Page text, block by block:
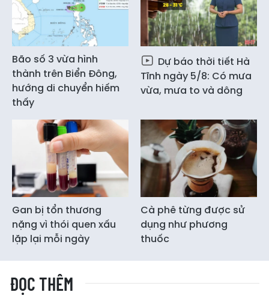
Bão số 3 vừa hình
thành trên Biển Đông,
hướng di chuyển hiếm
thấy
Dự báo thời tiết Hà
Tĩnh ngày 5/8: Có mưa
vừa, mưa to và dông
Gan bị tổn thương
nặng vì thói quen xấu
lặp lại mỗi ngày
Cà phê từng được sử
dụng như phương
thuốc
ĐỌC THÊM